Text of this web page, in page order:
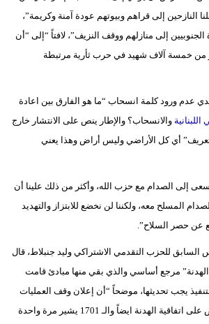
النازحين إلى قراهم وبيوتهم عودة آمنة وكريمة”،
إلى منازلهم ووقف النزيف”، لافتاً “إلى “أن
من خمسة آلاف شهيد في حرب ثأرية مرتبطة
عدم ورود كلمة انسحاب “ما هو الفارق بين اعادة
اللبنانية والانسحاب؟ والإطار ينص على الانتشار خارج
أي كل الأراضي وليس أراض وهذا يعني
إلى الصدام مع حزب الله، وأكثر من ذلك علينا أن
المسلح معه، ولكننا لن نخضع للابتزاز والتهديد
عن حصر السلاح”.
السابق للحزب التقدمي الاشتراكي وليد جنبلاط، قال
الهدنة” مرجع أساسي والذي بقي منها مبادئ قامت
يجب تحديثها، موضحاً “أن إعلان وقف العمليات
العدائية عام 2024 لم ينص على اتفاقية الهدنة ايضاً والـ 1701 يشير مرة واحدة